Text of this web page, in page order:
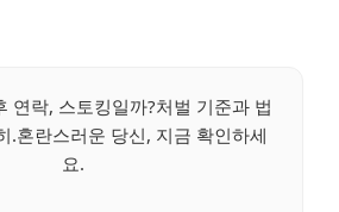
연락, 스토킹일까?처벌 기준과 법
.혼란스러운 당신, 지금 확인하세
요.